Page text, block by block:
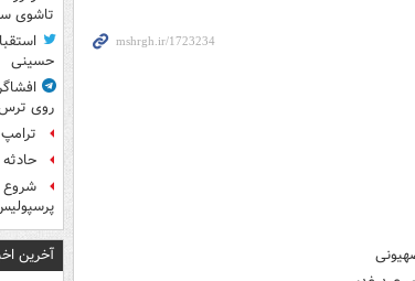
تاشوی
حسینی
روی
حادثه
شروع
آخرین